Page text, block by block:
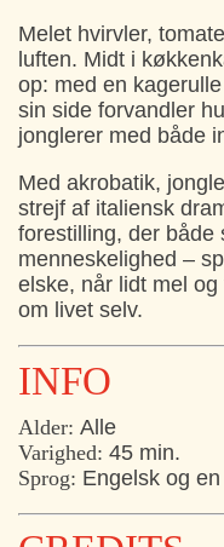
11:00 Ellekildehave
17:30
Kulturhuset
TIRSDAG
14:00 Hornbæk
17:00
Kulturhus
Melet hvirvler,
luften. Midt i
op: med en
sin side forvandler
jonglerer med både
Med akrobatik,
strejf af italiensk
forestilling, der både
menneskelighed –
elske, når lidt mel
om livet selv.
INFO
Alder: Alle
Varighed: 45 min.
Sprog: Engelsk og